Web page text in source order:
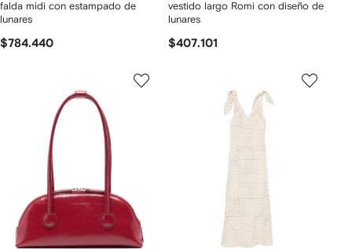
falda midi con estampado de
lunares
$784.440
vestido largo Romi con diseño de
lunares
$407.101